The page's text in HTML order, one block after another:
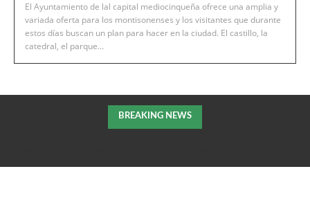
El Ayuntamiento de lal capital mediocinqueña ofrece una amplia y
variada oferta para los montisonenses y los visitantes que durante
estos días buscan un plan para hacer en la ciudad. El castillo, la
catedral, el parque...
BREAKING NEWS